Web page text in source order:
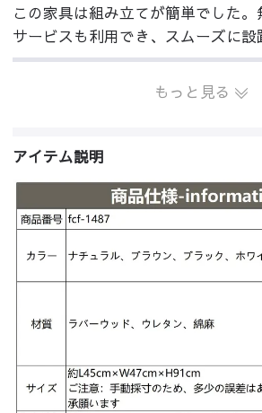
この家具は組み立てが簡単でした
サービスも利用でき、スムーズに設
もっと見る
アイテム説明